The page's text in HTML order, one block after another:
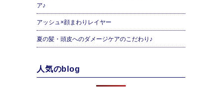
ア♪
アッシュ×顔まわりレイヤー
夏の髪・頭皮へのダメージケアのこだわり♪
人気のblog